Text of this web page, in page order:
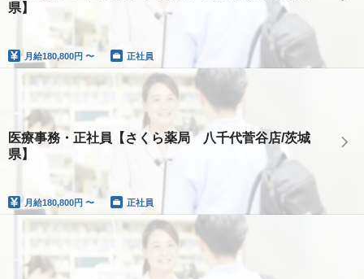
県】
月給180,800円 〜 正社員
医療事務・正社員【さくら薬局 八千代菅谷店/茨城
県】
月給180,800円 〜 正社員